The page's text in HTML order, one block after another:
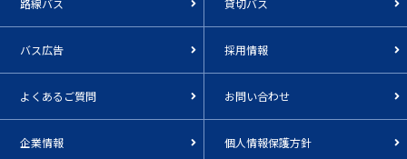
路線バス 貸切バス
バス広告 採用情報
よくあるご質問 お問い合わせ
企業情報 個人情報保護方針